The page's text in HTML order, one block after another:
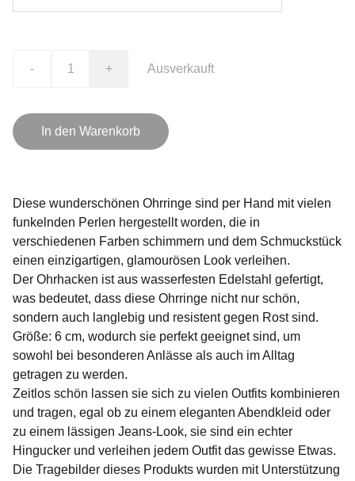
- + Ausverkauft
In den Warenkorb
Diese wunderschönen Ohrringe sind per Hand mit vielen
funkelnden Perlen hergestellt worden, die in
verschiedenen Farben schimmern und dem Schmuckstück
einen einzigartigen, glamourösen Look verleihen.
Der Ohrhacken ist aus wasserfesten Edelstahl gefertigt,
was bedeutet, dass diese Ohrringe nicht nur schön,
sondern auch langlebig und resistent gegen Rost sind.
Größe: 6 cm, wodurch sie perfekt geeignet sind, um
sowohl bei besonderen Anlässe als auch im Alltag
getragen zu werden.
Zeitlos schön lassen sie sich zu vielen Outfits kombinieren
und tragen, egal ob zu einem eleganten Abendkleid oder
zu einem lässigen Jeans-Look, sie sind ein echter
Hingucker und verleihen jedem Outfit das gewisse Etwas.
Die Tragebilder dieses Produkts wurden mit Unterstützung